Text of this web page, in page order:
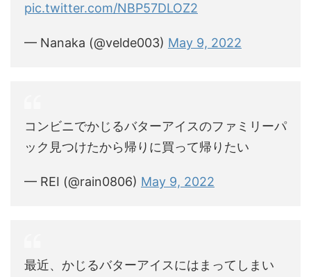
pic.twitter.com/NBP57DLOZ2
— Nanaka (@velde003) May 9, 2022
コンビニでかじるバターアイスのファミリーパ
ック見つけたから帰りに買って帰りたい
— REI (@rain0806) May 9, 2022
最近、かじるバターアイスにはまってしまい